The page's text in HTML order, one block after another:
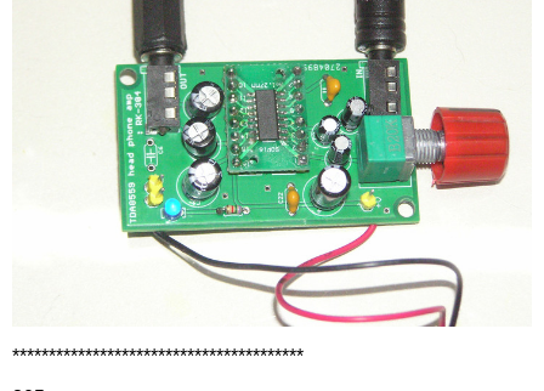
****************************************